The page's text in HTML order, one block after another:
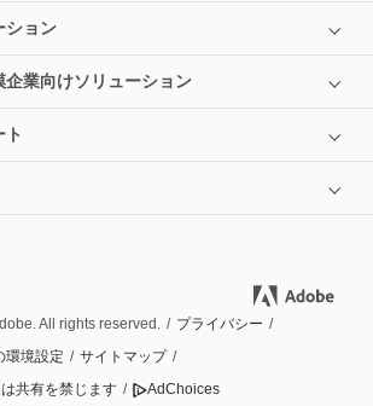
ション
企業向けソリューション
ト
All rights reserved. / プライバシー /
環境設定 / サイトマップ /
共有を禁じます / AdChoices